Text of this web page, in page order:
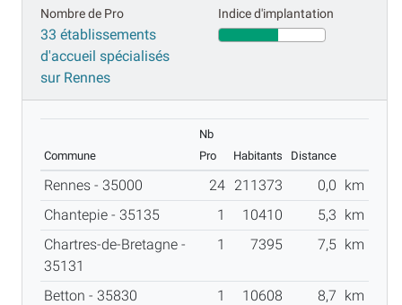
Nombre de Pro
33 établissements
d'accueil spécialisés
sur Rennes
Indice d'implantation
Commune
Nb
Pro
Habitants Distance
Rennes - 35000 24 211373 0,0 km
Chantepie - 35135
1 10410 5,3 km
Chartres-de-Bretagne -
35131
1 7395 7,5 km
Betton - 35830 1 10608 8,7 km